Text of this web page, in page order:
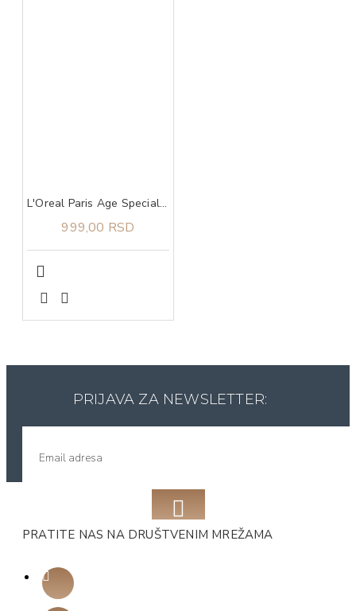
L'Oreal Paris Age Specialist 55+ krema protiv bora za predeo oko očiju 15 ml
999,00 RSD
PRIJAVA ZA NEWSLETTER:
PRATITE NAS NA DRUŠTVENIM MREŽAMA